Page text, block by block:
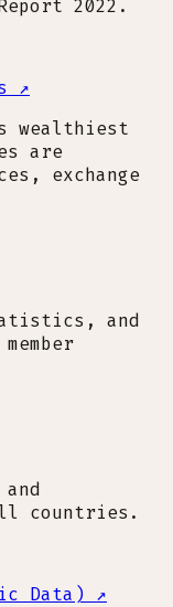
2022.
↗
wealthiest
are
exchange
and
countries.
Data) ↗